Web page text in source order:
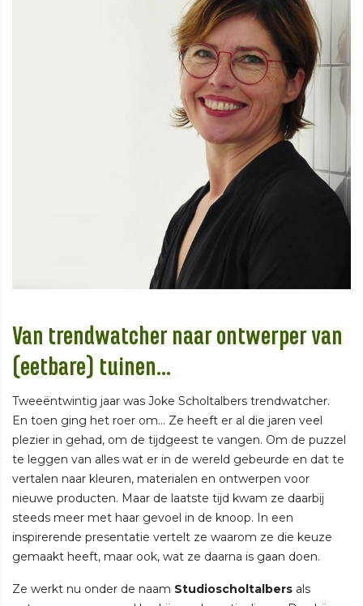
Van trendwatcher naar ontwerper van
(eetbare) tuinen...
Tweeëntwintig jaar was Joke Scholtalbers trendwatcher.
En toen ging het roer om... Ze heeft er al die jaren veel
plezier in gehad, om de tijdgeest te vangen. Om de puzzel
te leggen van alles wat er in de wereld gebeurde en dat te
vertalen naar kleuren, materialen en ontwerpen voor
nieuwe producten. Maar de laatste tijd kwam ze daarbij
steeds meer met haar gevoel in de knoop. In een
inspirerende presentatie vertelt ze waarom ze die keuze
gemaakt heeft, maar ook, wat ze daarna is gaan doen.
Ze werkt nu onder de naam Studioscholtalbers als